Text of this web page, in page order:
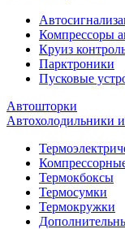
Компрессоры
Круиз
Парктроники
Пусковые
Автошторки
Автохолодильники
Термокбоксы
Термосумки
Термокружки